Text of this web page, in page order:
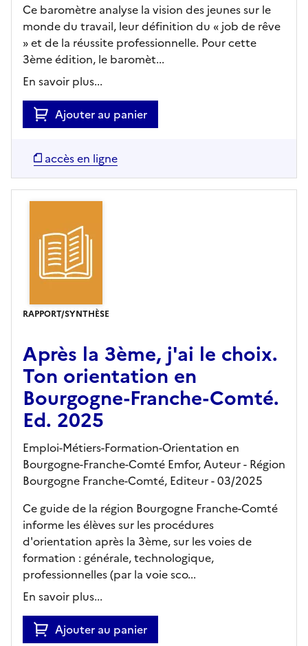
Ce baromètre analyse la vision des jeunes sur le
monde du travail, leur définition du « job de rêve
» et de la réussite professionnelle. Pour cette
3ème édition, le baromèt...
En savoir plus...
Ajouter au panier
accès en ligne
RAPPORT/SYNTHÈSE
Après la 3ème, j'ai le choix.
Ton orientation en
Bourgogne-Franche-Comté.
Ed. 2025
Emploi-Métiers-Formation-Orientation en
Bourgogne-Franche-Comté Emfor, Auteur - Région
Bourgogne Franche-Comté, Editeur- 03/2025
Ce guide de la région Bourgogne Franche-Comté
informe les élèves sur les procédures
d'orientation après la 3ème, sur les voies de
formation : générale, technologique,
professionnelles (par la voie sco...
En savoir plus...
Ajouter au panier